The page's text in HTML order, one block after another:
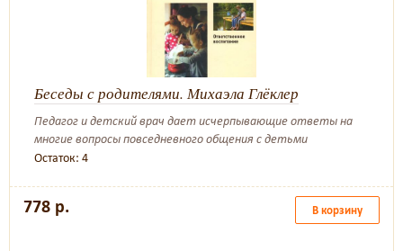
Беседы с родителями. Михаэла Глёклер
Педагог и детский врач дает исчерпывающие ответы на
многие вопросы повседневного общения с детьми
Остаток: 4
778 р. В корзину